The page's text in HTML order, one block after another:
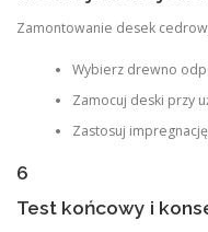
Zamontowanie desek
Wybierz drewno
Zamocuj deski przy
Zastosuj
6
Test końcowy i